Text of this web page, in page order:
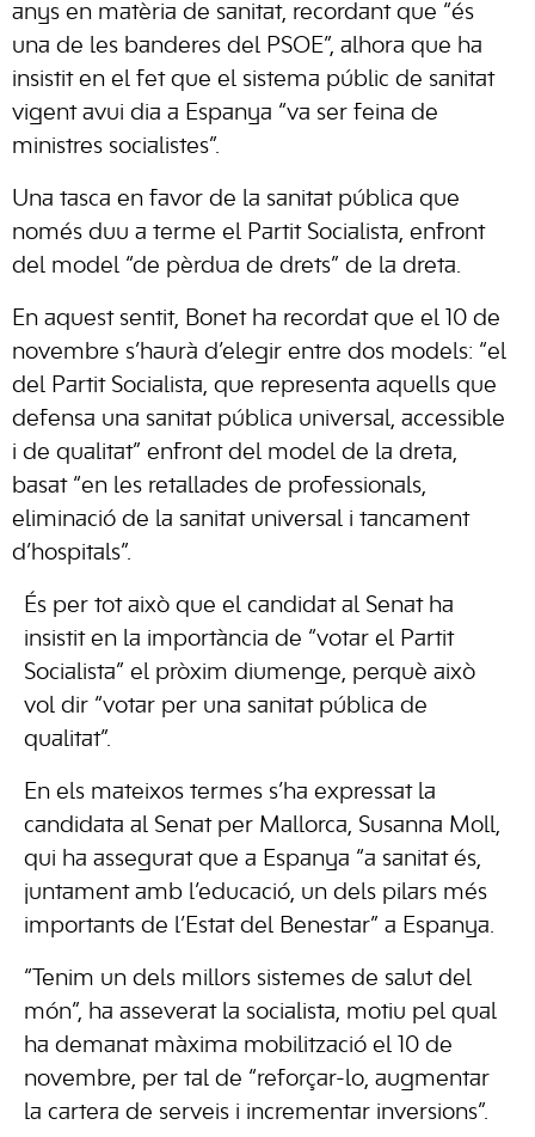
anys en matèria de sanitat, recordant que “és
una de les banderes del PSOE”, alhora que ha
insistit en el fet que el sistema públic de sanitat
vigent avui dia a Espanya “va ser feina de
ministres socialistes”.
Una tasca en favor de la sanitat pública que
només duu a terme el Partit Socialista, enfront
del model “de pèrdua de drets” de la dreta.
En aquest sentit, Bonet ha recordat que el 10 de
novembre s’haurà d’elegir entre dos models: “el
del Partit Socialista, que representa aquells que
defensa una sanitat pública universal, accessible
i de qualitat” enfront del model de la dreta,
basat “en les retallades de professionals,
eliminació de la sanitat universal i tancament
d’hospitals”.
És per tot això que el candidat al Senat ha
insistit en la importància de “votar el Partit
Socialista” el pròxim diumenge, perquè això
vol dir “votar per una sanitat pública de
qualitat”.
En els mateixos termes s’ha expressat la
candidata al Senat per Mallorca, Susanna Moll,
qui ha assegurat que a Espanya “a sanitat és,
juntament amb l’educació, un dels pilars més
importants de l’Estat del Benestar” a Espanya.
“Tenim un dels millors sistemes de salut del
món”, ha asseverat la socialista, motiu pel qual
ha demanat màxima mobilització el 10 de
novembre, per tal de “reforçar-lo, augmentar
la cartera de serveis i incrementar inversions”.